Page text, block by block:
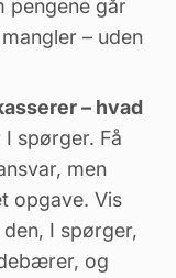
pengene går
– uden
– hvad
spørger. Få
men
opgave. Vis
I spørger,
og